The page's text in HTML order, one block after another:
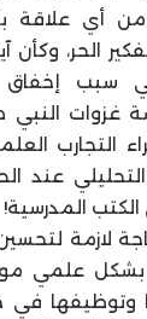
من أي علاقة
الحر، وكأن
سبب
غزوات
التجارب
عند
المدرسية!
لازمة
بشكل علمي
وتوظيفها في